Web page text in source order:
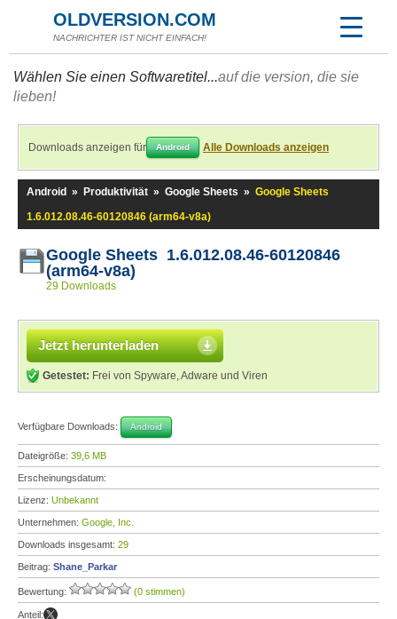
OLDVERSION.COM
NACHRICHTER IST NICHT EINFACH!
Wählen Sie einen Softwaretitel...auf die version, die sie
lieben!
Downloads anzeigen für Android Alle Downloads anzeigen
Android » Produktivität » Google Sheets » Google Sheets
1.6.012.08.46-60120846 (arm64-v8a)
Google Sheets 1.6.012.08.46-60120846
(arm64-v8a)
29 Downloads
Jetzt herunterladen
Getestet: Frei von Spyware, Adware und Viren
Verfügbare Downloads: Android
Dateigröße: 39,6 MB
Erscheinungsdatum:
Lizenz: Unbekannt
Unternehmen: Google, Inc.
Downloads insgesamt: 29
Beitrag: Shane_Parkar
Bewertung: (0 stimmen)
Anteil: